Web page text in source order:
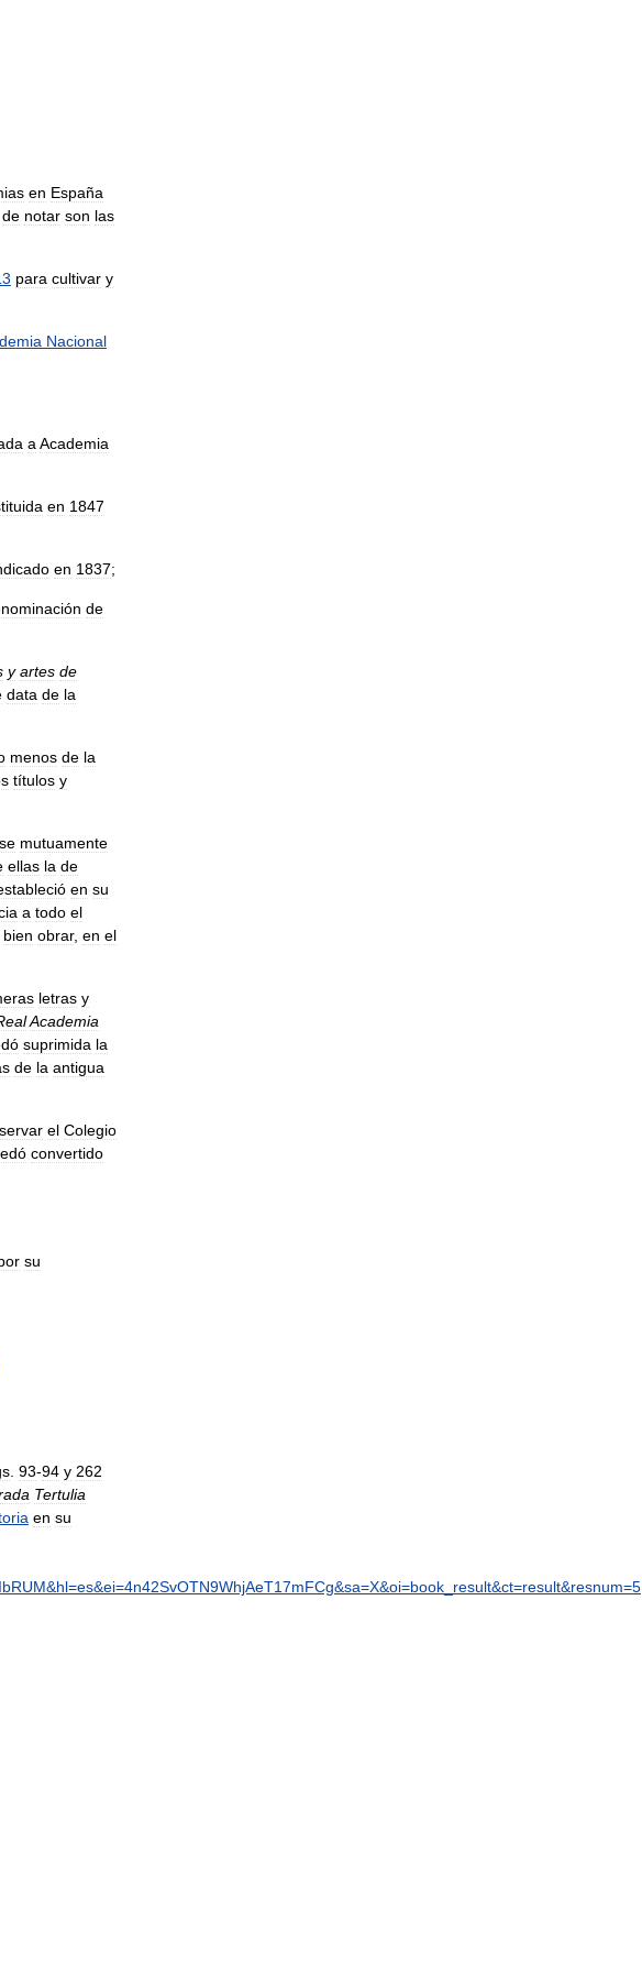
en España
de notar son las
para cultivar y
Nacional
aAcademia
en 1847
en 1837;
de
y artes de
data de la
menos de la
títulos y
mutuamente
ellas la de
en su
a todo el
bien obrar, en el
letras y
Academia
suprimida la
de la antigua
el Colegio
convertido
su
93-94 y 262
Tertulia
en su
&hl=es&ei=4n42SvOTN9WhjAeT17mFCg&sa=X&oi=book result&ct=result&resnum=5